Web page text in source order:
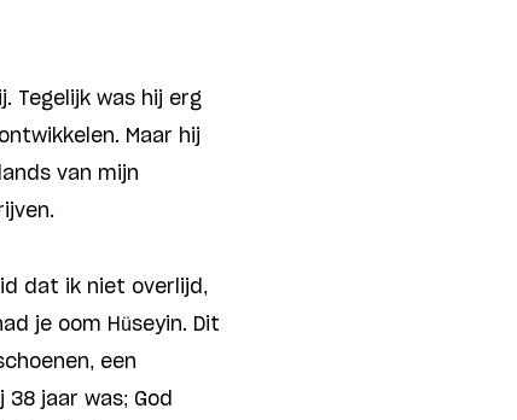
Tegelijk was hij erg
Maar hij
van mijn
dat ik niet overlijd,
je oom Hüseyin. Dit
een
jaar was; God